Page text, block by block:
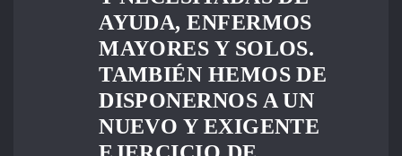
AYUDA, ENFERMOS
MAYORES Y SOLOS.
TAMBIÉN HEMOS DE
DISPONERNOS A UN
NUEVO Y EXIGENTE